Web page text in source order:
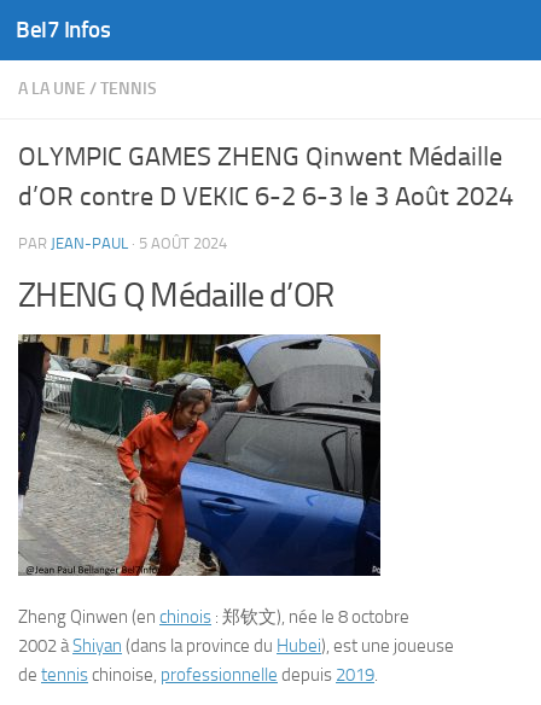
Skip to content
Bel7 Infos
A LA UNE /TENNIS
OLYMPIC GAMES ZHENG Qinwent Médaille
d’OR contre D VEKIC 6-2 6-3 le 3 Août 2024
PAR JEAN-PAUL · 5 AOÛT 2024
ZHENG Q Médaille d’OR
Zheng Qinwen (en chinois : 郑钦文), née le 8 octobre
2002àShiyan (dans la province du Hubei), est une joueuse
de tennischinoise, professionnelle depuis 2019.